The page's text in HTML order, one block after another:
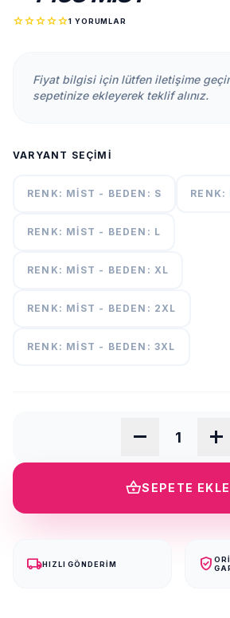
KAMPANYALAR
DESTEK
296 12
starstarstarstarstar1 YORUMLAR
Fiyat bilgisi için lütfen iletişime
sepetinize ekleyerek teklif alınız.
VARYANT SEÇIMI
RENK: MIST - BEDEN: S RENK:
RENK: MIST - BEDEN: L
RENK: MIST - BEDEN: XL
RENK: MIST - BEDEN: 2XL
RENK: MIST - BEDEN: 3XL
remove add
shopping_basketSEPETE EKLE
local_shippingHIZLI GÖNDERIM verified_user